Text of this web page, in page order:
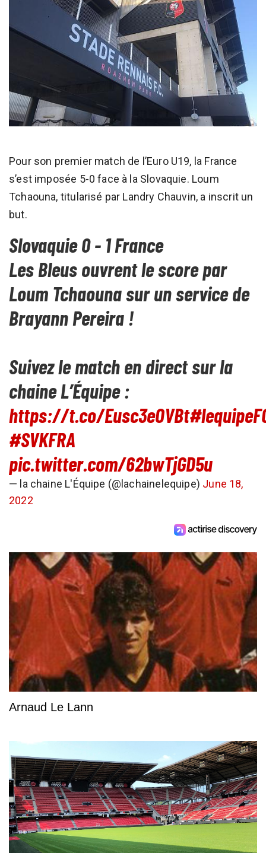
Pour son premier match de l’Euro U19, la France
s’est imposée 5-0 face à la Slovaquie. Loum
Tchaouna, titularisé par Landry Chauvin, a inscrit un
but.
Slovaquie 0 - 1 France
Les Bleus ouvrent le score par
Loum Tchaouna sur un service de
Brayann Pereira !
Suivez le match en direct sur la
chaine L’Équipe :
https://t.co/Eusc3eOVBt
#SVKFRA
pic.twitter.com/62bwTjGD5u
— la chaine L'Équipe (@lachainelequipe) June 18,
2022
Arnaud Le Lann